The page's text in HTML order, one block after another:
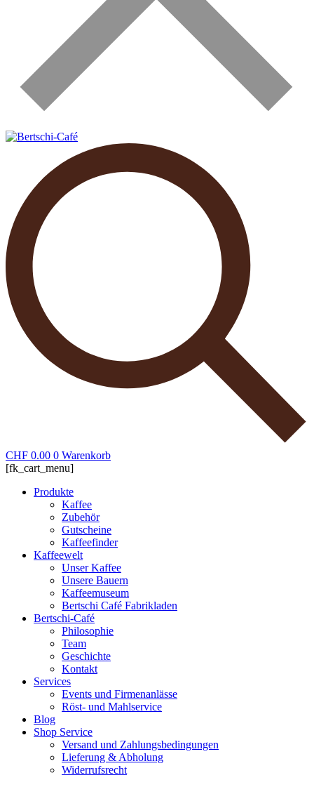
CHF 0.00 0 Warenkorb
[fk_cart_menu]
Produkte
Kaffee
Zubehör
Gutscheine
Kaffeefinder
Kaffeewelt
Unser Kaffee
Unsere Bauern
Kaffeemuseum
Bertschi Café Fabrikladen
Bertschi-Café
Philosophie
Team
Geschichte
Kontakt
Services
Events und Firmenanlässe
Röst- und Mahlservice
Blog
Shop Service
Versand und Zahlungsbedingungen
Lieferung & Abholung
Widerrufsrecht